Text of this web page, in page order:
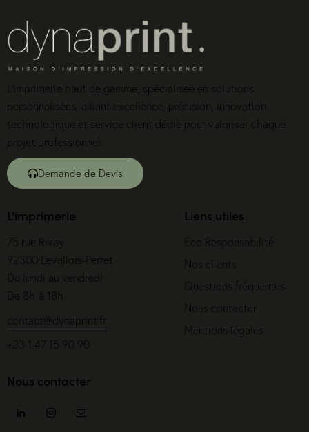
L’imprimerie haut de gamme, spécialisée en solutions
personnalisées, alliant excellence, précision, innovation
technologique et service client dédié pour valoriser chaque
projet professionnel.
Demande de Devis
L'imprimerie
75 rue Rivay
92300 Levallois-Perret
Du lundi au vendredi
De 8h à 18h
contact@dynaprint.fr
+33 1 47 15 90 90
Liens utiles
Eco Responsabilité
Nos clients
Questions fréquentes
Nous contacter
Mentions légales
Nous contacter